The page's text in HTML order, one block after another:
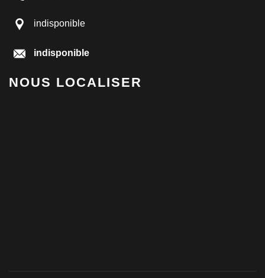
indisponible
indisponible
NOUS LOCALISER